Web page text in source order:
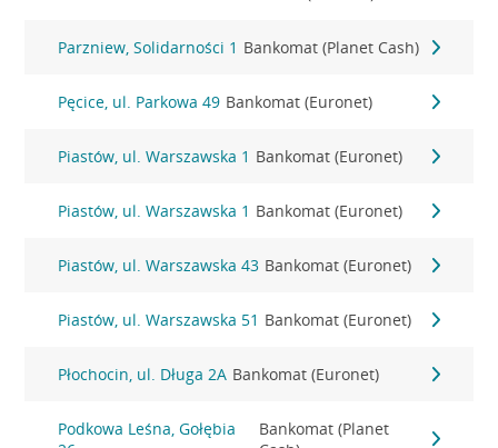
Parzniew, Solidarności 1 Bankomat (Planet Cash)
Pęcice, ul. Parkowa 49 Bankomat (Euronet)
Piastów, ul. Warszawska 1 Bankomat (Euronet)
Piastów, ul. Warszawska 1 Bankomat (Euronet)
Piastów, ul. Warszawska 43 Bankomat (Euronet)
Piastów, ul. Warszawska 51 Bankomat (Euronet)
Płochocin, ul. Długa 2A Bankomat (Euronet)
Podkowa Leśna, Gołębia
Bankomat (Planet